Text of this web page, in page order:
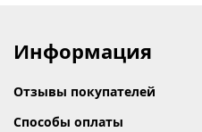
Информация
Отзывы покупателей
Способы оплаты